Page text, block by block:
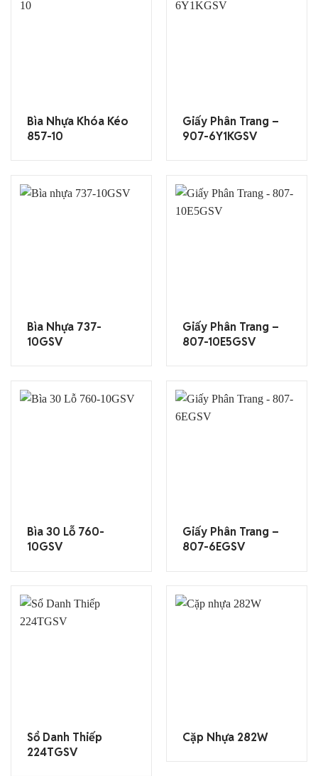
Bìa Nhựa Khóa Kéo
857-10
Giấy Phân Trang –
907-6Y1KGSV
Bìa Nhựa 737-
10GSV
Giấy Phân Trang –
807-10E5GSV
Bìa 30 Lỗ 760-
10GSV
Giấy Phân Trang –
807-6EGSV
Sổ Danh Thiếp
224TGSV
Cặp Nhựa 282W